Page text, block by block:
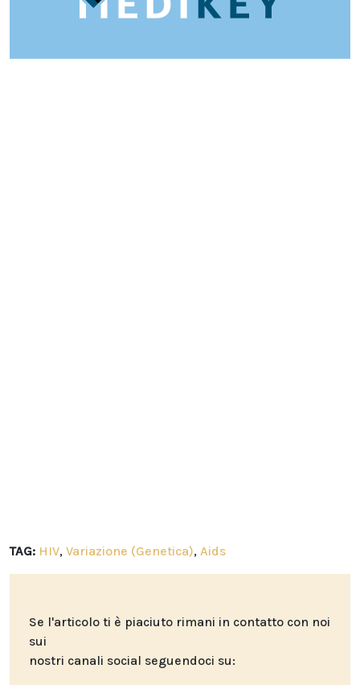
TAG: HIV, Variazione (Genetica), Aids
Se l'articolo ti è piaciuto rimani in contatto con noi
sui
nostri canali social seguendoci su: